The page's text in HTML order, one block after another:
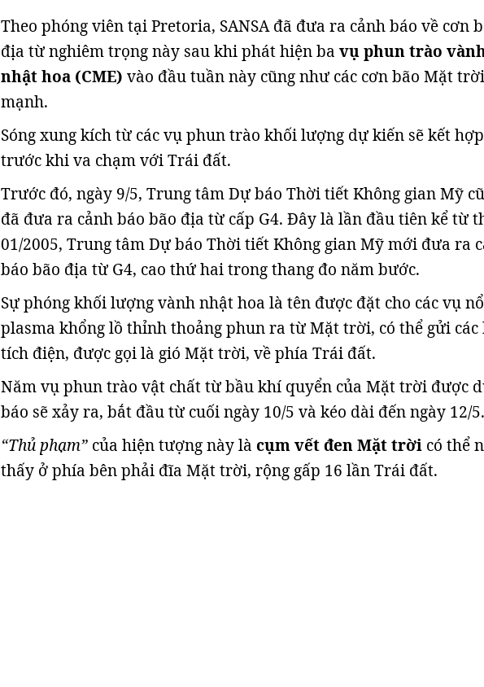
Theo phóng viên tại Pretoria, SANSA đã đưa ra cảnh báo về cơn
địa từ nghiêm trọng này sau khi phát hiện ba vụ phun trào
nhật hoa (CME) vào đầu tuần này cũng như các cơn bão Mặt trời
mạnh.
Sóng xung kích từ các vụ phun trào khối lượng dự kiến sẽ kết hợp
trước khi va chạm với Trái đất.
Trước đó, ngày 9/5, Trung tâm Dự báo Thời tiết Không gian Mỹ
đã đưa ra cảnh báo bão địa từ cấp G4. Đây là lần đầu tiên kể từ
01/2005, Trung tâm Dự báo Thời tiết Không gian Mỹ mới đưa ra
báo bão địa từ G4, cao thứ hai trong thang đo năm bước.
Sự phóng khối lượng vành nhật hoa là tên được đặt cho các vụ nổ
plasma khổng lồ thỉnh thoảng phun ra từ Mặt trời, có thể gửi các
tích điện, được gọi là gió Mặt trời, về phía Trái đất.
Năm vụ phun trào vật chất từ bầu khí quyển của Mặt trời được
báo sẽ xảy ra, bắt đầu từ cuối ngày 10/5 và kéo dài đến ngày 12/5.
“Thủ phạm” của hiện tượng này là cụm vết đen Mặt trời có thể
thấy ở phía bên phải đĩa Mặt trời, rộng gấp 16 lần Trái đất.